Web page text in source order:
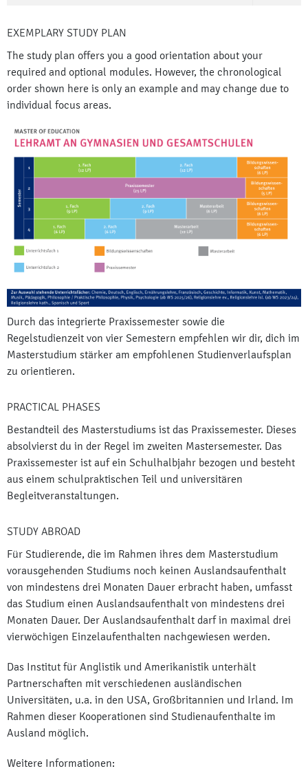
EXEMPLARY STUDY PLAN
The study plan offers you a good orientation about your
required and optional modules. However, the chronological
order shown here is only an example and may change due to
individual focus areas.
Durch das integrierte Praxissemester sowie die
Regelstudienzeit von vier Semestern empfehlen wir dir, dich im
Masterstudium stärker am empfohlenen Studienverlaufsplan
zu orientieren.
PRACTICAL PHASES
Bestandteil des Masterstudiums ist das Praxissemester. Dieses
absolvierst du in der Regel im zweiten Mastersemester. Das
Praxissemester ist auf ein Schulhalbjahr bezogen und besteht
aus einem schulpraktischen Teil und universitären
Begleitveranstaltungen.
STUDY ABROAD
Für Studierende, die im Rahmen ihres dem Masterstudium
vorausgehenden Studiums noch keinen Auslandsaufenthalt
von mindestens drei Monaten Dauer erbracht haben, umfasst
das Studium einen Auslandsaufenthalt von mindestens drei
Monaten Dauer. Der Auslandsaufenthalt darf in maximal drei
vierwöchigen Einzelaufenthalten nachgewiesen werden.
Das Institut für Anglistik und Amerikanistik unterhält
Partnerschaften mit verschiedenen ausländischen
Universitäten, u.a. in den USA, Großbritannien und Irland. Im
Rahmen dieser Kooperationen sind Studienaufenthalte im
Ausland möglich.
Weitere Informationen: